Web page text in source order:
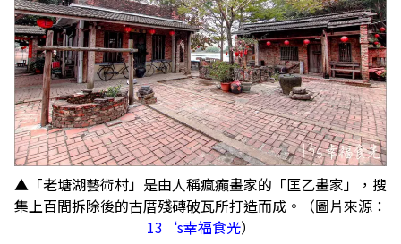
▲「老塘湖藝術村」是由人稱瘋癲畫家的「匡乙畫家」，搜
集上百間拆除後的古厝殘磚破瓦所打造而成。（圖片來源：
13‘s幸福食光）